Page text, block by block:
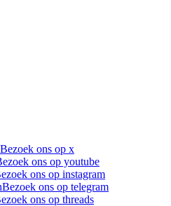
Bezoek ons op x
ons op youtube
ons op instagram
Bezoek ons op telegram
ons op threads